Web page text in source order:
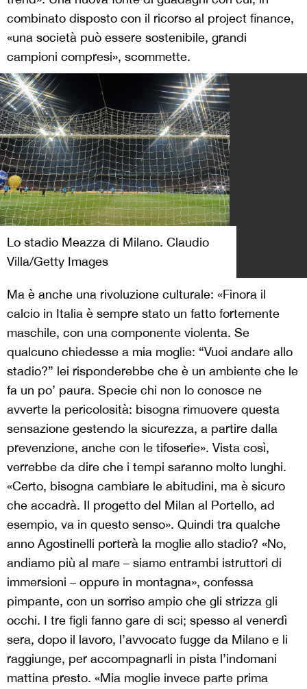
combinato disposto con il ricorso al project finance,
«una società può essere sostenibile, grandi
campioni compresi», scommette.
Lo stadio Meazza di Milano. Claudio
Villa/Getty Images
Ma è anche una rivoluzione culturale: «Finora il
calcio in Italia è sempre stato un fatto fortemente
maschile, con una componente violenta. Se
qualcuno chiedesse a mia moglie: “Vuoi andare allo
stadio?” lei risponderebbe che è un ambiente che le
fa un po’ paura. Specie chi non lo conosce ne
avverte la pericolosità: bisogna rimuovere questa
sensazione gestendo la sicurezza, a partire dalla
prevenzione, anche con le tifoserie». Vista così,
verrebbe da dire che i tempi saranno molto lunghi.
«Certo, bisogna cambiare le abitudini, ma è sicuro
che accadrà. Il progetto del Milan al Portello, ad
esempio, va in questo senso». Quindi tra qualche
anno Agostinelli porterà la moglie allo stadio? «No,
andiamo più al mare – siamo entrambi istruttori di
immersioni – oppure in montagna», confessa
pimpante, con un sorriso ampio che gli strizza gli
occhi. I tre figli fanno gare di sci; spesso al venerdì
sera, dopo il lavoro, l’avvocato fugge da Milano e li
raggiunge, per accompagnarli in pista l’indomani
mattina presto. «Mia moglie invece parte prima